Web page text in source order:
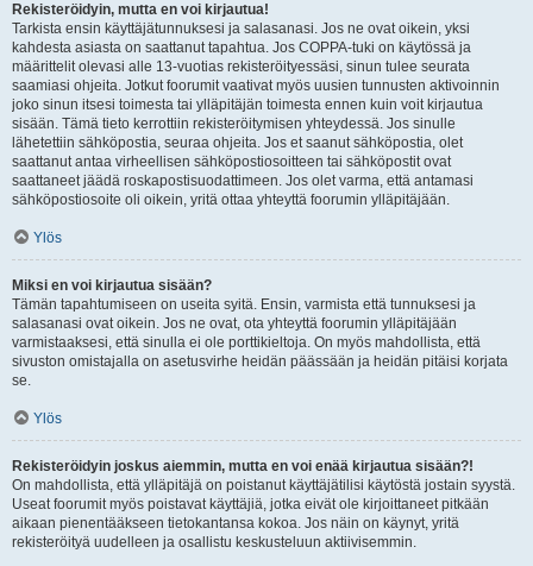
Rekisteröidyin, mutta en voi kirjautua!
Tarkista ensin käyttäjätunnuksesi ja salasanasi. Jos ne ovat oikein, yksi
kahdesta asiasta on saattanut tapahtua. Jos COPPA-tuki on käytössä ja
määrittelit olevasi alle 13-vuotias rekisteröityessäsi, sinun tulee seurata
saamiasi ohjeita. Jotkut foorumit vaativat myös uusien tunnusten aktivoinnin
joko sinun itsesi toimesta tai ylläpitäjän toimesta ennen kuin voit kirjautua
sisään. Tämä tieto kerrottiin rekisteröitymisen yhteydessä. Jos sinulle
lähetettiin sähköpostia, seuraa ohjeita. Jos et saanut sähköpostia, olet
saattanut antaa virheellisen sähköpostiosoitteen tai sähköpostit ovat
saattaneet jäädä roskapostisuodattimeen. Jos olet varma, että antamasi
sähköpostiosoite oli oikein, yritä ottaa yhteyttä foorumin ylläpitäjään.
Ylös
Miksi en voi kirjautua sisään?
Tämän tapahtumiseen on useita syitä. Ensin, varmista että tunnuksesi ja
salasanasi ovat oikein. Jos ne ovat, ota yhteyttä foorumin ylläpitäjään
varmistaaksesi, että sinulla ei ole porttikieltoja. On myös mahdollista, että
sivuston omistajalla on asetusvirhe heidän päässään ja heidän pitäisi korjata
se.
Ylös
Rekisteröidyin joskus aiemmin, mutta en voi enää kirjautua sisään?!
On mahdollista, että ylläpitäjä on poistanut käyttäjätilisi käytöstä jostain syystä.
Useat foorumit myös poistavat käyttäjiä, jotka eivät ole kirjoittaneet pitkään
aikaan pienentääkseen tietokantansa kokoa. Jos näin on käynyt, yritä
rekisteröityä uudelleen ja osallistu keskusteluun aktiivisemmin.